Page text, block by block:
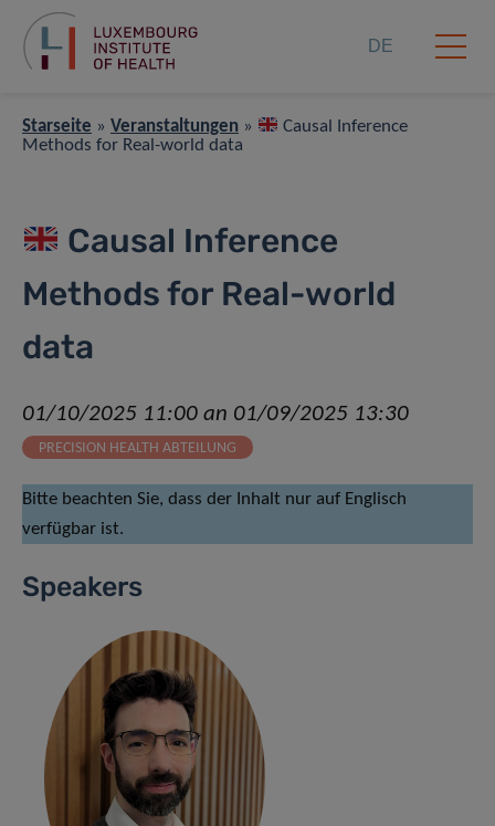
DE
Starseite » Veranstaltungen »
Causal Inference
Methods for Real-world data
Causal Inference
Methods for Real-world
data
01/10/2025 11:00 an 01/09/2025 13:30
PRECISION HEALTH ABTEILUNG
Bitte beachten Sie, dass der Inhalt nur auf Englisch
verfügbar ist.
Speakers